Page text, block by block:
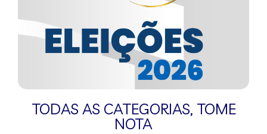
TODAS AS CATEGORIAS, TOME
NOTA